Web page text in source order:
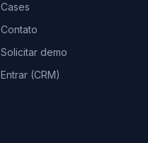
Cases
Contato
Solicitar demo
Entrar (CRM)